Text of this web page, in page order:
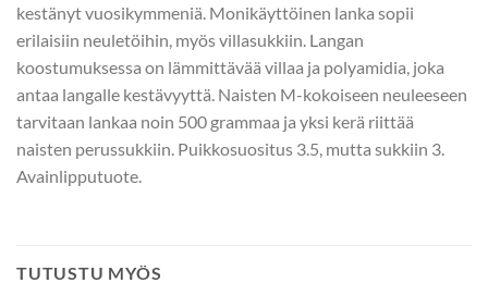
kestänyt vuosikymmeniä. Monikäyttöinen lanka sopii
erilaisiin neuletöihin, myös villasukkiin. Langan
koostumuksessa on lämmittävää villaa ja polyamidia, joka
antaa langalle kestävyyttä. Naisten M-kokoiseen neuleeseen
tarvitaan lankaa noin 500 grammaa ja yksi kerä riittää
naisten perussukkiin. Puikkosuositus 3.5, mutta sukkiin 3.
Avainlipputuote.
TUTUSTU MYÖS